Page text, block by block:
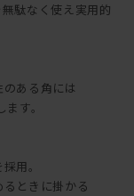
駄なく使え実用的
ある角には
す。
用。
ときに掛かる